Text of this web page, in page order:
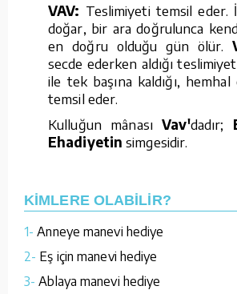
VAV: Teslimiyeti temsil eder.
doğar, bir ara doğrulunca
en doğru olduğu gün ölür.
secde ederken aldığı
ile tek başına kaldığı, hemhal
temsil eder.
Kulluğun mânasıVav'dadır;
Ehadiyetin simgesidir.
KİMLERE OLABİLİR?
1- Anneye manevi hediye
2- Eş için manevi hediye
3- Ablaya manevi hediye